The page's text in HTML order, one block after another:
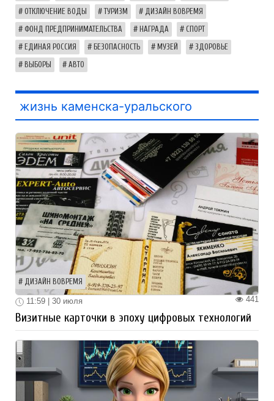
ОТКЛЮЧЕНИЕ ВОДЫ ТУРИЗМ ДИЗАЙН ВОВРЕМЯ
ФОНД ПРЕДПРИНИМАТЕЛЬСТВА НАГРАДА СПОРТ
ЕДИНАЯ РОССИЯ БЕЗОПАСНОСТЬ МУЗЕЙ ЗДОРОВЬЕ
ВЫБОРЫ АВТО
жизнь каменска-уральского
ДИЗАЙН ВОВРЕМЯ
441
11:59 | 30 июля
Визитные карточки в эпоху цифровых технологий